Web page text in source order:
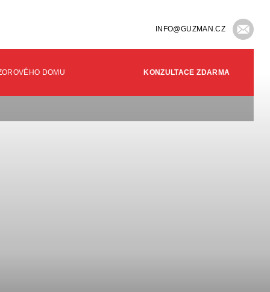
INFO@GUZMAN.CZ
DOMU KONZULTACE ZDARMA